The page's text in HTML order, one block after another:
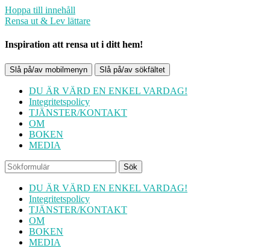
Hoppa till innehåll
Rensa ut & Lev lättare
Inspiration att rensa ut i ditt hem!
Slå på/av mobilmenyn Slå på/av sökfältet
DU ÄR VÄRD EN ENKEL VARDAG!
Integritetspolicy
TJÄNSTER/KONTAKT
OM
BOKEN
MEDIA
Sök
DU ÄR VÄRD EN ENKEL VARDAG!
Integritetspolicy
TJÄNSTER/KONTAKT
OM
BOKEN
MEDIA